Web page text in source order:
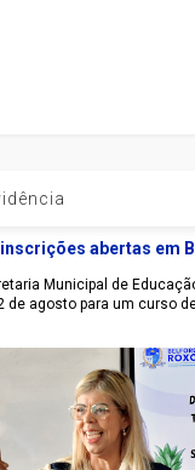
abertas em
Municipal de
de agosto para um curso